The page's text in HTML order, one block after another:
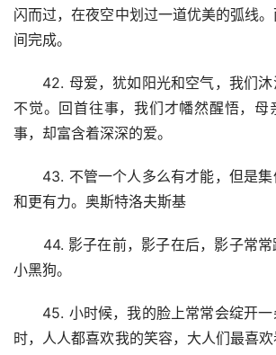
闪而过，在夜空中划过一道优美的弧线
间完成。
42. 母爱，犹如阳光和空气，我们沐
不觉。回首往事，我们才幡然醒悟，母
事，却富含着深深的爱。
43. 不管一个人多么有才能，但是集
和更有力。奥斯特洛夫斯基
44. 影子在前，影子在后，影子常常
小黑狗。
45. 小时候，我的脸上常常会绽开一
时，人人都喜欢我的笑容，大人们最喜